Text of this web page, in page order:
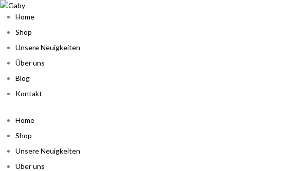
Home
Shop
Unsere Neuigkeiten
Über uns
Blog
Kontakt
Home
Shop
Unsere Neuigkeiten
Über uns